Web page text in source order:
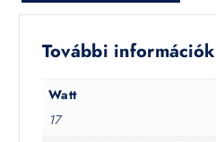
További információk
Watt
17